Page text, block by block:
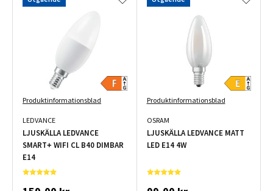
Produktinformationsblad
LEDVANCE
LJUSKÄLLA LEDVANCE
SMART+ WIFI CL B40 DIMBAR
E14
Produktinformationsblad
OSRAM
LJUSKÄLLA LEDVANCE MATT
LED E14 4W